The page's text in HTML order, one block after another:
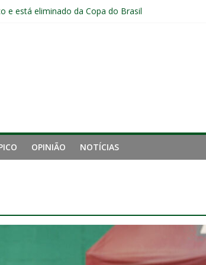
e está eliminado da Copa do Brasil
e passará por exames no Fluminense
tempo ruim do Fluminense e cobra arbitragem em
OPINIÃO NOTÍCIAS